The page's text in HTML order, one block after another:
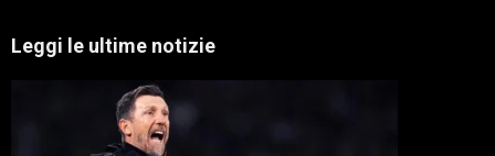
Leggi le ultime notizie